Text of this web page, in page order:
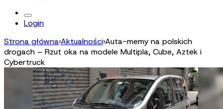
Login
Strona główna›Aktualności›Auta-memy na polskich
drogach – Rzut oka na modele Multipla, Cube, Aztek i
Cybertruck